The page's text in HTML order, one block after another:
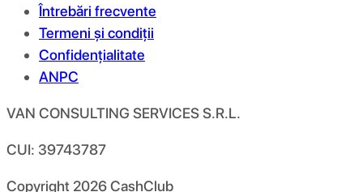
Întrebări frecvente
Termeni și condiții
Confidențialitate
ANPC
VAN CONSULTING SERVICES S.R.L.
CUI: 39743787
Copyright 2026CashClub